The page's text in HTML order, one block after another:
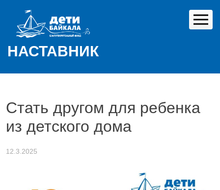
content
НАСТАВНИК
Стать другом для ребенка
из детского дома
12.3.2025